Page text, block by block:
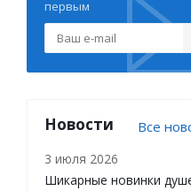
Velvex (
Vigo (160
Villeroy & Boch (313)
Vod-Ok (
Бриклаер (
Домино (15)
первым
Новости Все
3 июля 2026
Шикарные новинки